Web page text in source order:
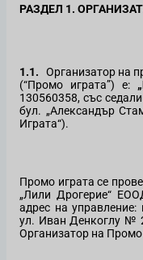
РАЗДЕЛ 1.
1.1. Организатор на
(“Промо играта”) e:
130560358, със
бул. „Александър
Играта“).
Промо играта се
„Лили Дрогерие“
адрес на
ул. Иван Денкоглу №
Организатор на Промо